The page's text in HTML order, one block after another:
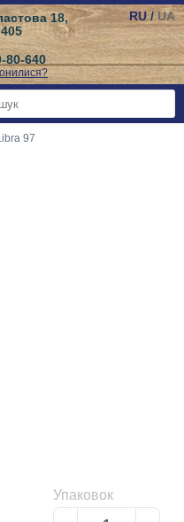
RU / UA
18,
80-640
97
Упаковок